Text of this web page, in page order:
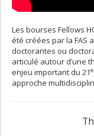
Les bourses Fellows
été créées par la FAS
doctorantes ou
articulé autour d’une
enjeu important du 21e
approche